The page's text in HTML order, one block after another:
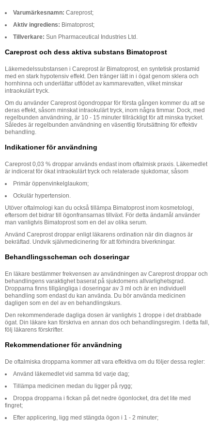
Varumärkesnamn: Careprost;
Aktiv ingrediens: Bimatoprost;
Tillverkare: Sun Pharmaceutical Industries Ltd.
Careprost och dess aktiva substans Bimatoprost
Läkemedelssubstansen i Careprost är Bimatoprost, en syntetisk prostamid
med en stark hypotensiv effekt. Den tränger lätt in i ögat genom sklera och
hornhinna och underlättar utflödet av kammarevatten, vilket minskar
intraokulärt tryck.
Om du använder Careprost ögondroppar för första gången kommer du att se
deras effekt, såsom minskat intraokulärt tryck, inom några timmar. Dock, med
regelbunden användning, är 10 - 15 minuter tillräckligt för att minska trycket.
Således är regelbunden användning en väsentlig förutsättning för effektiv
behandling.
Indikationer för användning
Careprost 0,03 % droppar används endast inom oftalmisk praxis. Läkemedlet
är indicerat för ökat intraokulärt tryck och relaterade sjukdomar, såsom
Primär öppenvinkelglaukom;
Ockulär hypertension.
Utöver oftalmologi kan du också tillämpa Bimatoprost inom kosmetologi,
eftersom det bidrar till ögonfransarnas tillväxt. För detta ändamål använder
man vanligtvis Bimatoprost som en del av olika serum.
Använd Careprost droppar enligt läkarens ordination när din diagnos är
bekräftad. Undvik självmedicinering för att förhindra biverkningar.
Behandlingsscheman och doseringar
En läkare bestämmer frekvensen av användningen av Careprost droppar och
behandlingens varaktighet baserat på sjukdomens allvarlighetsgrad.
Dropparna finns tillgängliga i doseringar av 3 ml och är en individuell
behandling som endast du kan använda. Du bör använda medicinen
dagligen som en del av en behandlingskurs.
Den rekommenderade dagliga dosen är vanligtvis 1 droppe i det drabbade
ögat. Din läkare kan förskriva en annan dos och behandlingsregim. I detta fall,
följ läkarens förskrifter.
Rekommendationer för användning
De oftalmiska dropparna kommer att vara effektiva om du följer dessa regler:
Använd läkemedlet vid samma tid varje dag;
Tillämpa medicinen medan du ligger på rygg;
Droppa dropparna i fickan på det nedre ögonlocket, dra det lite med
fingret;
Efter applicering, ligg med stängda ögon i 1 - 2 minuter;